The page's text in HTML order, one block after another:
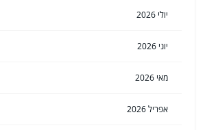
יולי 2026
יוני 2026
מאי 2026
אפריל 2026